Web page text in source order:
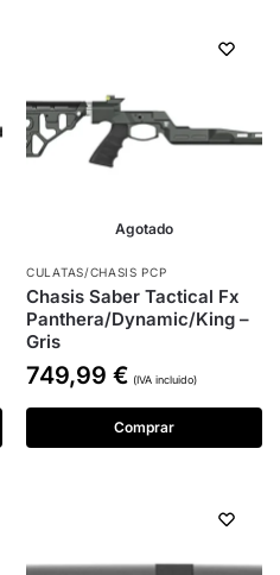
Agotado
CULATAS/CHASIS PCP
Chasis Saber Tactical Fx
Panthera/Dynamic/King –
Gris
749,99 € (IVA incluido)
Comprar